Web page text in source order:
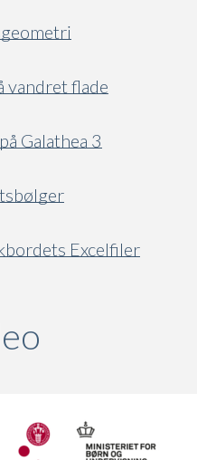
vandret flade
Galathea 3
Excelfiler